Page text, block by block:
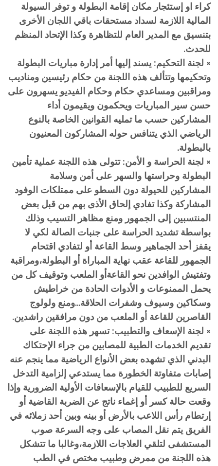
كراء او إستئجار مكان إقامة البطولة و توفر السيولة
المالية اللازمة لسداد مستحقات باقي اللجان الأخرى
بتنسيق مع المدير العام للتظاهرة وكذا الإتحاد المنظم
للحدث.
× لجنة التحكيم: يسند إليها أمر إدارة مباريات البطولة
وتحكيمها وتتألف هذه اللجنة من حكام رئيسين ومناديب
ومراقبين ومساعدي حكام وحكام الفيديو يسهرون على
حسن سير المباريات ويحكمون ويقيمون أداء
المشاركين حسب ما تمليه القوانين الخاصة بالنوع
الرياضي الذي يتنافس حوله المشاركون المعنيون
بالبطولة.
× لجنة الحراسة و الأمن: تتولى هذه اللجنة عملية تأمين
البطولة وحراستها والسهر على أمن وسلامة
المشاركين للحيولة دون السطو على ممتلكات الوفود
المشاركة وكذا تفادي إلحاق الأذى بهم من قبل بعض
المنتسبين إلى الجمهور ومنع مظاهر التسيب وذلك
بواسطة تشديد الحراسة على جنبات الصالة لكي لا
يقفز أحد الجماهير وسط القاعة أو لتفادي اقتحام
الجمهور للقاعة عقب نهاية المباراة أو البطولة،ومراقبة
وتفتيش الوافدين نحو القاعةأو الملعب وتوقيف كل من
يحمل الممنوعات و الأدوات الحادة من خراطيش
وسكاكين وسيوف وشفرات الحلاقة…ومنع ولولوج
القاصرين للقاعة أو الملعب من دون مرافقين راشدين.
× لجنة الإسعاف والتطبيب: تسهر هذه اللجنة على
تقديم الخدمات الطبية للمصابين من جراء الإحتكاك
البدني الذي تشهده بعض الأنواع الرياضية مما ينجم عنه
إصابات متفاوتة الخطورة مما يستدعي إلزامية التدخل
السريع للطبيب للقيام بالإسعافات الأولية الضرورية وإذا
وقعت حالة كسر أو إغماء ناتج عن الضربة القاضية أو
إرتطام رأس اللاعب بالأرض أو بينه وبين أحد زملائه في
الفريق يتم نقل المصاب على وجه السرعة صوب
المستشفى لتلقي العلاجات اللازمة،وغالبا ما تتشكل
هذه اللجنة من ممرض وطبيب مختص في الطب